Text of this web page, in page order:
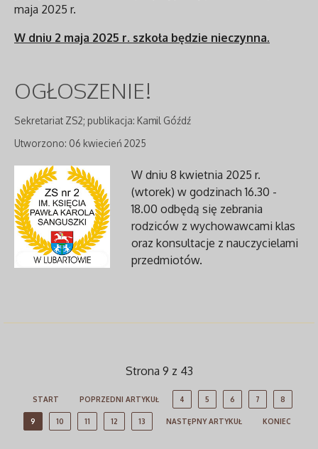
maja 2025 r.
W dniu 2 maja 2025 r. szkoła będzie nieczynna.
OGŁOSZENIE!
Sekretariat ZS2; publikacja: Kamil Góźdź
Utworzono: 06 kwiecień 2025
W dniu 8 kwietnia 2025 r.
(wtorek) w godzinach 16.30 -
18.00 odbędą się zebrania
rodziców z wychowawcami klas
oraz konsultacje z nauczycielami
przedmiotów.
Strona 9 z 43
START POPRZEDNI ARTYKUŁ 4 5 6 7 8
9 10 11 12 13 NASTĘPNY ARTYKUŁ KONIEC